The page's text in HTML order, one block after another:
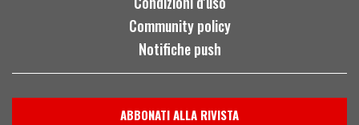
Community policy
Notifiche push
ABBONATI ALLA RIVISTA